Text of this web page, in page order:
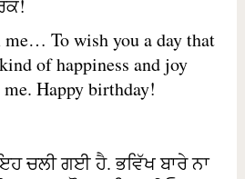
To wish you a day that
of happiness and joy
Happy birthday!
ਚਲੀ ਗਈ ਹੈ. ਭਵਿੱਖ ਬਾਰੇ ਨਾ